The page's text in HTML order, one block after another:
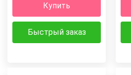
Купить
Быстрый заказ